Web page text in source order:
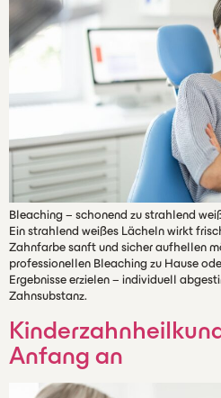
Bleaching – schonend zu strahlend
Ein strahlend weißes Lächeln wirkt
Zahnfarbe sanft und sicher aufhellen
professionellen Bleaching zu Hause
Ergebnisse erzielen – individuell
Zahnsubstanz.
Anfang an